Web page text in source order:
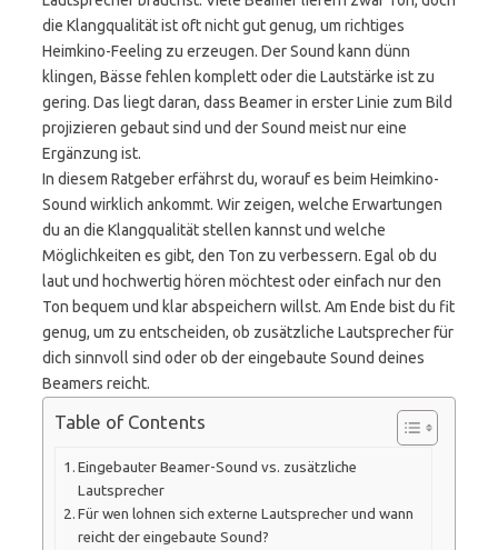
die Klangqualität ist oft nicht gut genug, um richtiges
Heimkino-Feeling zu erzeugen. Der Sound kann dünn
klingen, Bässe fehlen komplett oder die Lautstärke ist zu
gering. Das liegt daran, dass Beamer in erster Linie zum Bild
projizieren gebaut sind und der Sound meist nur eine
Ergänzung ist.
In diesem Ratgeber erfährst du, worauf es beim Heimkino-
Sound wirklich ankommt. Wir zeigen, welche Erwartungen
du an die Klangqualität stellen kannst und welche
Möglichkeiten es gibt, den Ton zu verbessern. Egal ob du
laut und hochwertig hören möchtest oder einfach nur den
Ton bequem und klar abspeichern willst. Am Ende bist du fit
genug, um zu entscheiden, ob zusätzliche Lautsprecher für
dich sinnvoll sind oder ob der eingebaute Sound deines
Beamers reicht.
Table of Contents
Eingebauter Beamer-Sound vs. zusätzliche
Lautsprecher
Für wen lohnen sich externe Lautsprecher und wann
reicht der eingebaute Sound?